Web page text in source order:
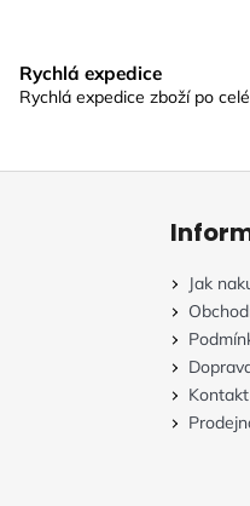
Rychlá expedice
Rychlá expedice zboží po
Jak
Kontakt